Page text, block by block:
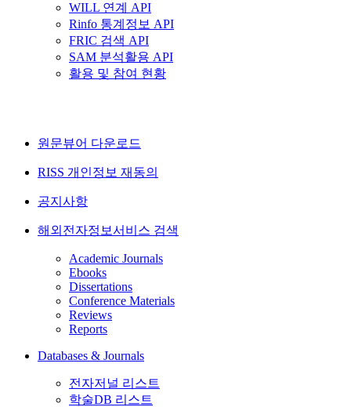
WILL 연계 API
Rinfo 통계정보 API
FRIC 검색 API
SAM 분석활용 API
활용 및 참여 현황
원문뷰어 다운로드
RISS 개인정보 재동의
공지사항
해외전자정보서비스 검색
Academic Journals
Ebooks
Dissertations
Conference Materials
Reviews
Reports
Databases & Journals
전자저널 리스트
학술DB 리스트